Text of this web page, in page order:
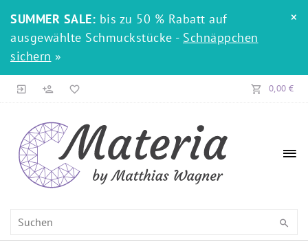
SUMMER SALE: bis zu 50 % Rabatt auf
ausgewählte Schmuckstücke - Schnäppchen
sichern »
×
0,00 €